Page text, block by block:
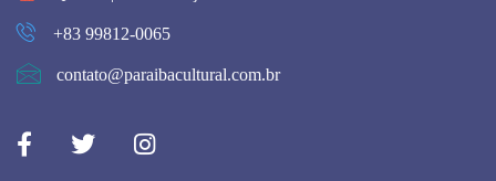
+83 99812-0065
contato@paraibacultural.com.br